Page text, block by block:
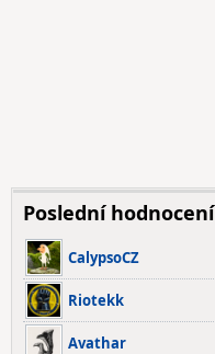
Poslední hodnocení
CalypsoCZ
Riotekk
Avathar